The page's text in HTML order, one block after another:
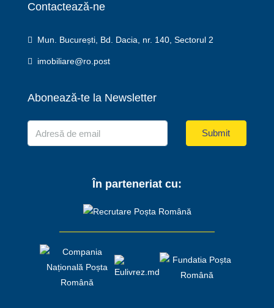
Contactează-ne
Mun. București, Bd. Dacia, nr. 140, Sectorul 2
imobiliare@ro.post
Abonează-te la Newsletter
Submit
În parteneriat cu: